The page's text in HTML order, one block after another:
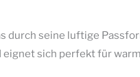
durch seine luftige
sich perfekt für